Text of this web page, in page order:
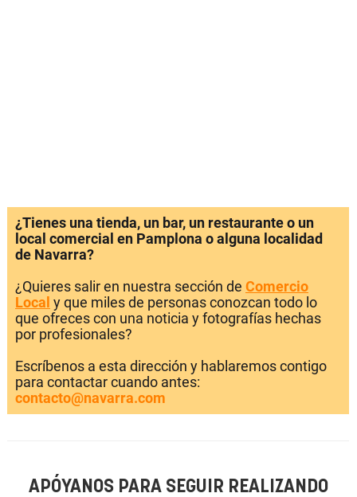
¿Tienes una tienda, un bar, un restaurante o un
local comercial en Pamplona o alguna localidad
de Navarra?
¿Quieres salir en nuestra sección de Comercio
Local y que miles de personas conozcan todo lo
que ofreces con una noticia y fotografías hechas
por profesionales?
Escríbenos a esta dirección y hablaremos contigo
para contactar cuando antes:
contacto@navarra.com
APÓYANOS PARA SEGUIR REALIZANDO